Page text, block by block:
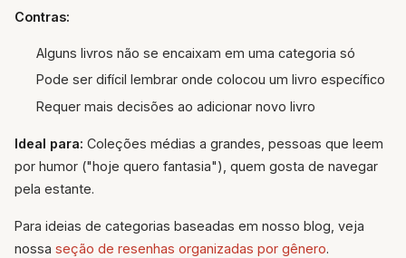
Contras:
Alguns livros não se encaixam em uma categoria só
Pode ser difícil lembrar onde colocou um livro específico
Requer mais decisões ao adicionar novo livro
Ideal para: Coleções médias a grandes, pessoas que leem
por humor ("hoje quero fantasia"), quem gosta de navegar
pela estante.
Para ideias de categorias baseadas em nosso blog, veja
nossa seção de resenhas organizadas por gênero.